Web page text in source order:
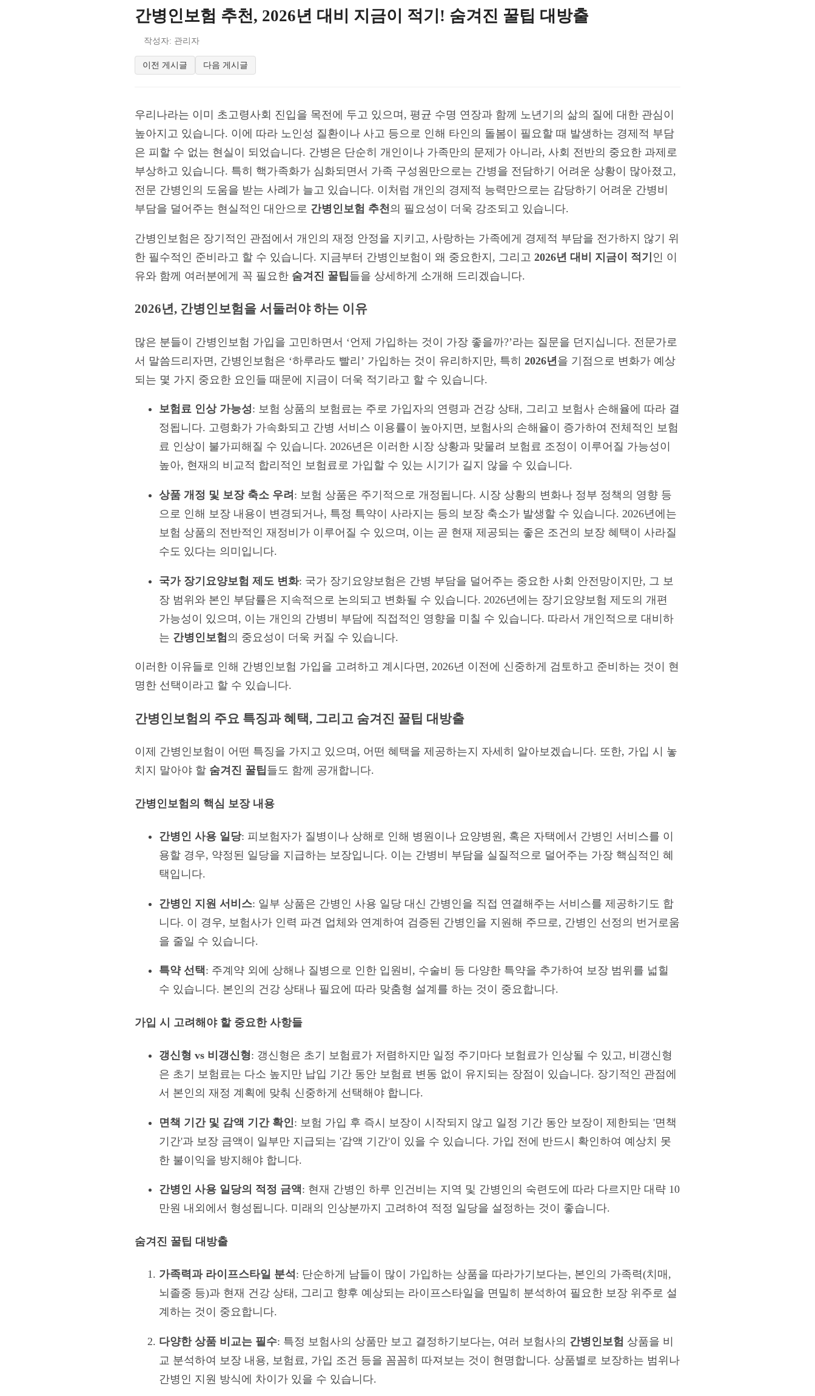
간병인보험 추천, 2026년 대비 지금이 적기! 숨겨진 꿀팁 대방출
작성자: 관리자
이전 게시글 다음 게시글
우리나라는 이미 초고령사회 진입을 목전에 두고 있으며, 평균 수명 연장과 함께 노년기의 삶의 질에 대한 관심이
높아지고 있습니다. 이에 따라 노인성 질환이나 사고 등으로 인해 타인의 돌봄이 필요할 때 발생하는 경제적 부담
은 피할 수 없는 현실이 되었습니다. 간병은 단순히 개인이나 가족만의 문제가 아니라, 사회 전반의 중요한 과제로
부상하고 있습니다. 특히 핵가족화가 심화되면서 가족 구성원만으로는 간병을 전담하기 어려운 상황이 많아졌고,
전문 간병인의 도움을 받는 사례가 늘고 있습니다. 이처럼 개인의 경제적 능력만으로는 감당하기 어려운 간병비
부담을 덜어주는 현실적인 대안으로 간병인보험 추천 의 필요성이 더욱 강조되고 있습니다.
간병인보험은 장기적인 관점에서 개인의 재정 안정을 지키고, 사랑하는 가족에게 경제적 부담을 전가하지 않기 위
한 필수적인 준비라고 할 수 있습니다. 지금부터 간병인보험이 왜 중요한지, 그리고 2026년 대비 지금이 적기 인 이
유와 함께 여러분에게 꼭 필요한 숨겨진 꿀팁들을 상세하게 소개해 드리겠습니다.
2026년, 간병인보험을 서둘러야 하는 이유
많은 분들이 간병인보험 가입을 고민하면서 ‘언제 가입하는 것이 가장 좋을까?’라는 질문을 던지십니다. 전문가로
서 말씀드리자면, 간병인보험은 ‘하루라도 빨리’ 가입하는 것이 유리하지만, 특히 2026년 을 기점으로 변화가 예상
되는 몇 가지 중요한 요인들 때문에 지금이 더욱 적기라고 할 수 있습니다.
보험료 인상 가능성: 보험 상품의 보험료는 주로 가입자의 연령과 건강 상태, 그리고 보험사 손해율에 따라 결
정됩니다. 고령화가 가속화되고 간병 서비스 이용률이 높아지면, 보험사의 손해율이 증가하여 전체적인 보험
료 인상이 불가피해질 수 있습니다. 2026년은 이러한 시장 상황과 맞물려 보험료 조정이 이루어질 가능성이
높아, 현재의 비교적 합리적인 보험료로 가입할 수 있는 시기가 길지 않을 수 있습니다.
상품 개정 및 보장 축소 우려 : 보험 상품은 주기적으로 개정됩니다. 시장 상황의 변화나 정부 정책의 영향 등
으로 인해 보장 내용이 변경되거나, 특정 특약이 사라지는 등의 보장 축소가 발생할 수 있습니다. 2026년에는
보험 상품의 전반적인 재정비가 이루어질 수 있으며, 이는 곧 현재 제공되는 좋은 조건의 보장 혜택이 사라질
수도 있다는 의미입니다.
국가 장기요양보험 제도 변화: 국가 장기요양보험은 간병 부담을 덜어주는 중요한 사회 안전망이지만, 그 보
장 범위와 본인 부담률은 지속적으로 논의되고 변화될 수 있습니다. 2026년에는 장기요양보험 제도의 개편
가능성이 있으며, 이는 개인의 간병비 부담에 직접적인 영향을 미칠 수 있습니다. 따라서 개인적으로 대비하
는 간병인보험의 중요성이 더욱 커질 수 있습니다.
이러한 이유들로 인해 간병인보험 가입을 고려하고 계시다면, 2026년 이전에 신중하게 검토하고 준비하는 것이 현
명한 선택이라고 할 수 있습니다.
간병인보험의 주요 특징과 혜택, 그리고 숨겨진 꿀팁 대방출
이제 간병인보험이 어떤 특징을 가지고 있으며, 어떤 혜택을 제공하는지 자세히 알아보겠습니다. 또한, 가입 시 놓
치지 말아야 할 숨겨진 꿀팁들도 함께 공개합니다.
간병인보험의 핵심 보장 내용
간병인 사용 일당: 피보험자가 질병이나 상해로 인해 병원이나 요양병원, 혹은 자택에서 간병인 서비스를 이
용할 경우, 약정된 일당을 지급하는 보장입니다. 이는 간병비 부담을 실질적으로 덜어주는 가장 핵심적인 혜
택입니다.
간병인 지원 서비스: 일부 상품은 간병인 사용 일당 대신 간병인을 직접 연결해주는 서비스를 제공하기도 합
니다. 이 경우, 보험사가 인력 파견 업체와 연계하여 검증된 간병인을 지원해 주므로, 간병인 선정의 번거로움
을 줄일 수 있습니다.
특약 선택: 주계약 외에 상해나 질병으로 인한 입원비, 수술비 등 다양한 특약을 추가하여 보장 범위를 넓힐
수 있습니다. 본인의 건강 상태나 필요에 따라 맞춤형 설계를 하는 것이 중요합니다.
가입 시 고려해야 할 중요한 사항들
갱신형 vs 비갱신형: 갱신형은 초기 보험료가 저렴하지만 일정 주기마다 보험료가 인상될 수 있고, 비갱신형
은 초기 보험료는 다소 높지만 납입 기간 동안 보험료 변동 없이 유지되는 장점이 있습니다. 장기적인 관점에
서 본인의 재정 계획에 맞춰 신중하게 선택해야 합니다.
면책 기간 및 감액 기간 확인: 보험 가입 후 즉시 보장이 시작되지 않고 일정 기간 동안 보장이 제한되는 '면책
기간'과 보장 금액이 일부만 지급되는 '감액 기간'이 있을 수 있습니다. 가입 전에 반드시 확인하여 예상치 못
한 불이익을 방지해야 합니다.
간병인 사용 일당의 적정 금액: 현재 간병인 하루 인건비는 지역 및 간병인의 숙련도에 따라 다르지만 대략 10
만원 내외에서 형성됩니다. 미래의 인상분까지 고려하여 적정 일당을 설정하는 것이 좋습니다.
숨겨진 꿀팁 대방출
가족력과 라이프스타일 분석 : 단순하게 남들이 많이 가입하는 상품을 따라가기보다는, 본인의 가족력(치매,
뇌졸중 등)과 현재 건강 상태, 그리고 향후 예상되는 라이프스타일을 면밀히 분석하여 필요한 보장 위주로 설
계하는 것이 중요합니다.
다양한 상품 비교는 필수: 특정 보험사의 상품만 보고 결정하기보다는, 여러 보험사의 간병인보험 상품을 비
교 분석하여 보장 내용, 보험료, 가입 조건 등을 꼼꼼히 따져보는 것이 현명합니다. 상품별로 보장하는 범위나
간병인 지원 방식에 차이가 있을 수 있습니다.